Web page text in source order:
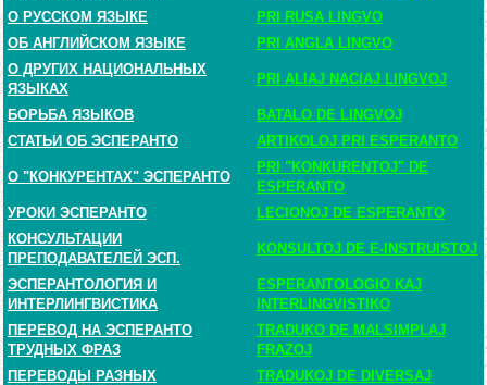
О РУССКОМ ЯЗЫКЕ
PRI RUSA LINGVO
ОБ АНГЛИЙСКОМ ЯЗЫКЕ
PRI ANGLA LINGVO
О ДРУГИХ НАЦИОНАЛЬНЫХ
ЯЗЫКАХ
PRI ALIAJ NACIAJ LINGVOJ
БОРЬБА ЯЗЫКОВ
BATALO DE LINGVOJ
СТАТЬИ ОБ ЭСПЕРАНТО
ARTIKOLOJ PRI ESPERANTO
О "КОНКУРЕНТАХ" ЭСПЕРАНТО
PRI "KONKURENTOJ" DE
ESPERANTO
УРОКИ ЭСПЕРАНТО
LECIONOJ DE ESPERANTO
КОНСУЛЬТАЦИИ
ПРЕПОДАВАТЕЛЕЙ ЭСП.
KONSULTOJ DE E-INSTRUISTOJ
ЭСПЕРАНТОЛОГИЯ И
ИНТЕРЛИНГВИСТИКА
ESPERANTOLOGIO KAJ
INTERLINGVISTIKO
ПЕРЕВОД НА ЭСПЕРАНТО
ТРУДНЫХ ФРАЗ
TRADUKO DE MALSIMPLAJ
FRAZOJ
ПЕРЕВОДЫ РАЗНЫХ
TRADUKOJ DE DIVERSAJ